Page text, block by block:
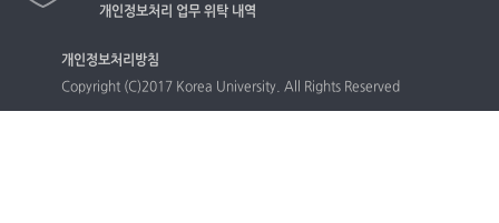
개인정보처리 업무 위탁 내역
개인정보처리방침
Copyright (C)2017 Korea University. All Rights Reserved